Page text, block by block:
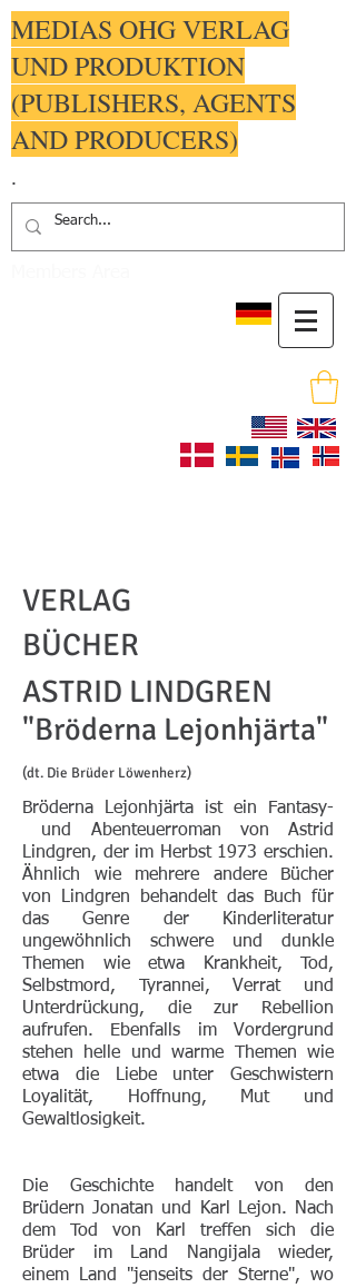
MEDIAS OHG VERLAG
UND PRODUKTION
(PUBLISHERS, AGENTS
AND PRODUCERS)
.
VERLAG
BÜCHER
ASTRID LINDGREN
"Bröderna Lejonhjärta"
(dt. Die Brüder Löwenherz)
Bröderna Lejonhjärta ist ein Fantasy-
und Abenteuerroman von Astrid
Lindgren, der im Herbst 1973 erschien.
Ähnlich wie mehrere andere Bücher
von Lindgren behandelt das Buch für
das Genre der Kinderliteratur
ungewöhnlich schwere und dunkle
Themen wie etwa Krankheit, Tod,
Selbstmord, Tyrannei, Verrat und
Unterdrückung, die zur Rebellion
aufrufen. Ebenfalls im Vordergrund
stehen helle und warme Themen wie
etwa die Liebe unter Geschwistern
Loyalität, Hoffnung, Mut und
Gewaltlosigkeit.
Die Geschichte handelt von den
Brüdern Jonatan und Karl Lejon. Nach
dem Tod von Karl treffen sich die
Brüder im Land Nangijala wieder,
einem Land "jenseits der Sterne", wo